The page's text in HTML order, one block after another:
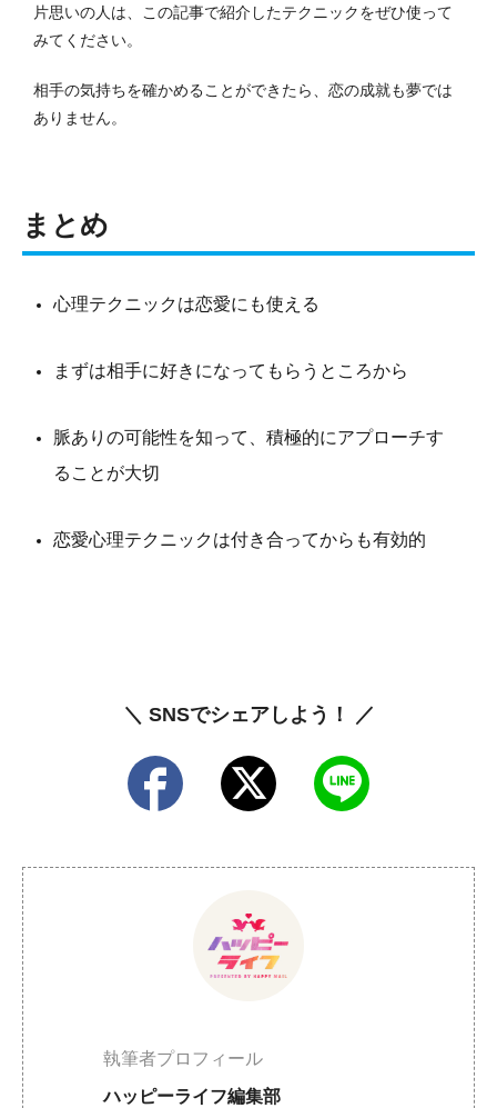
片思いの人は、この記事で紹介したテクニックをぜひ使って
みてください。
相手の気持ちを確かめることができたら、恋の成就も夢では
ありません。
まとめ
心理テクニックは恋愛にも使える
まずは相手に好きになってもらうところから
脈ありの可能性を知って、積極的にアプローチす
ることが大切
恋愛心理テクニックは付き合ってからも有効的
＼ SNSでシェアしよう！ ／
執筆者プロフィール
ハッピーライフ編集部